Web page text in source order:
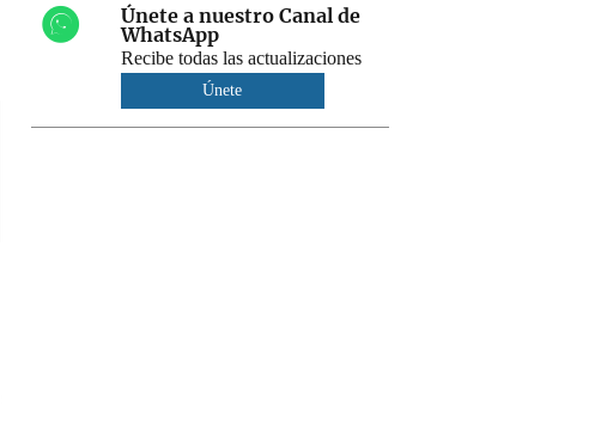
Únete a nuestro Canal de
WhatsApp
Recibe todas las actualizaciones
Únete